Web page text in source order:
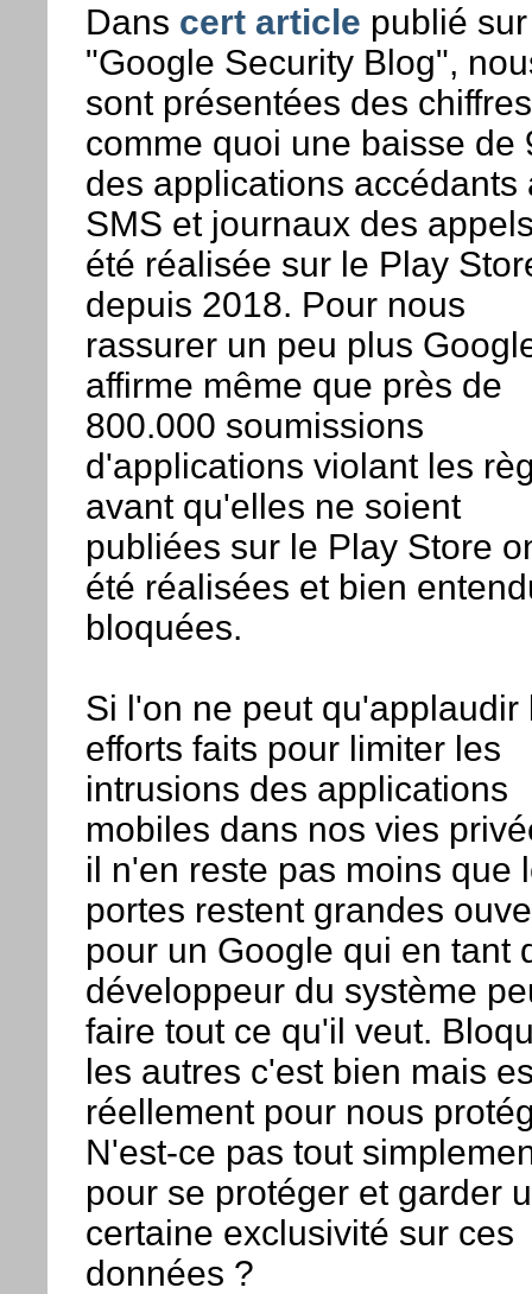
Dans cert article publié
"Google Security Blog",
sont présentées des chiffres
comme quoi une baisse de
des applications accédants
SMS et journaux des
été réalisée sur le Play
depuis 2018. Pour nous
rassurer un peu plus
affirme même que près de
800.000 soumissions
d'applications violant les
avant qu'elles ne soient
publiées sur le Play Store
été réalisées et bien
bloquées.
Si l'on ne peut qu'applaudir
efforts faits pour limiter les
intrusions des applications
mobiles dans nos vies
il n'en reste pas moins que
portes restent grandes
pour un Google qui en tant
développeur du système
faire tout ce qu'il veut.
les autres c'est bien mais
réellement pour nous
N'est-ce pas tout
pour se protéger et garder
certaine exclusivité sur ces
données ?